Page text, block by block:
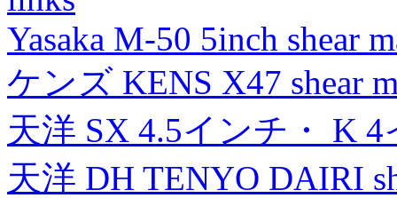
Yasaka M-50 5inch shear
ケンズ KENS X47 shear
天洋 SX 4.5インチ・ K
天洋 DH TENYO DAIRI